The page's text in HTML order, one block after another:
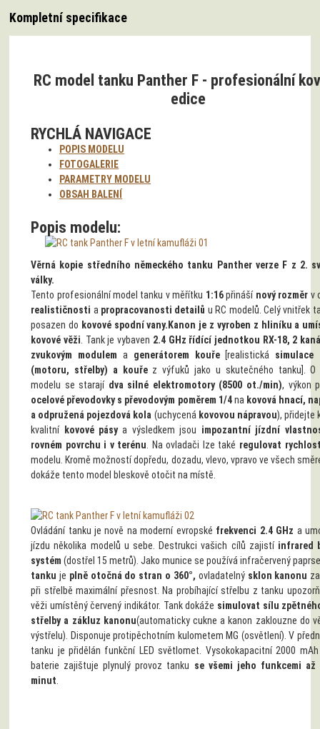
Kompletní specifikace
RC model tanku Panther F - profesionální
edice
RYCHLÁ NAVIGACE
POPIS MODELU
FOTOGALERIE
PARAMETRY MODELU
OBSAH BALENÍ
Popis modelu:
Věrná kopie středního německého tanku Panther verze F z 2.
války.
Tento profesionální model tanku v měřítku 1:16přináší nový rozměr v
realističnosti a propracovanosti detailů u RC modelů. Celý vnitřek
posazen do kovové spodní vany. Kanon je z vyroben z hliníku a
kovové věži. Tank je vybaven 2.4 GHz řídící jednotkou RX-18, 2
zvukovým modulem a generátorem kouře[realistická simulace
(motoru, střelby) a kouřez výfuků jako u skutečného tanku]. O
modelu se starají dva silné elektromotory (8500 ot./min), výkon
ocelové převodovky s převodovým poměrem 1/4na kovová hnací,
a odpružená pojezdová kola (uchycená kovovou nápravou), přidejte
kvalitní kovové pásya výsledkem jsou impozantní jízdní
rovném povrchu i v terénu. Na ovladači lze také regulovat
modelu. Kromě možností dopředu, dozadu, vlevo, vpravo ve všech
dokáže tento model bleskově otočit na místě.
Ovládání tanku je nově na moderní evropské frekvenci 2.4 GHz a
jízdu několika modelů u sebe. Destrukci vašich cílů zajistí infrared
systém (dostřel 15 metrů). Jako munice se používá infračervený
tanku je plně otočná do stran o 360°, ovladatelný sklon kanonu
při střelbě maximální přesnost. Na probíhající střelbu z tanku
věži umístěný červený indikátor. Tank dokáže simulovat sílu
střelby a zákluz kanonu(automaticky cukne a kanon zaklouzne do
výstřelu). Disponuje protipěchotním kulometem MG (osvětlení). V
tanku je přidělán funkční LED světlomet. Vysokokapacitní 2000 mAh
baterie zajištuje plynulý provoz tanku se všemi jeho funkcemi až
minut.